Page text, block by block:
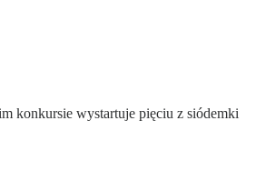
konkursie wystartuje pięciu z siódemki